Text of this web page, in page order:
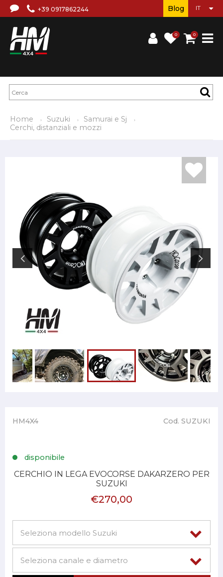
+39 0917862244
0 0
Blog
Home Suzuki
Samurai e Sj
Cerchi, distanziali e mozzi
HM4X4 Cod. SUZUKI
disponibile
CERCHIO IN LEGA EVOCORSE DAKARZERO PER
SUZUKI
€270,00